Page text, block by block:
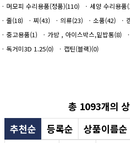
머모피 수리용품(정품)(110) 세양 수리용품
줄(18)
찌(43) 의류(23) 소품(42)
중고용품(1)
가방 , 아이스박스,밑밥통(8)
독거미3D 1.25(0)
캡틴(블랙)(0)
총 1093개의
추천순
등록순 상품이름순